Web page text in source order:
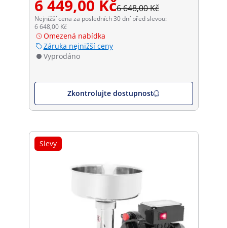
6 449,00 Kč6 648,00 Kč
Nejnižší cena za posledních 30 dní před slevou:
6 648,00 Kč
Omezená nabídka
Záruka nejnižší ceny
Vyprodáno
Zkontrolujte dostupnost
Slevy